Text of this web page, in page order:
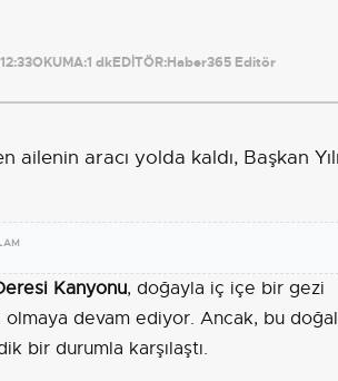
OKUMA:1 dkEDİTÖR:Haber365 Editör
Kanyonu, doğayla iç içe bir gezi
devam ediyor. Ancak, bu doğal
bir durumla karşılaştı.